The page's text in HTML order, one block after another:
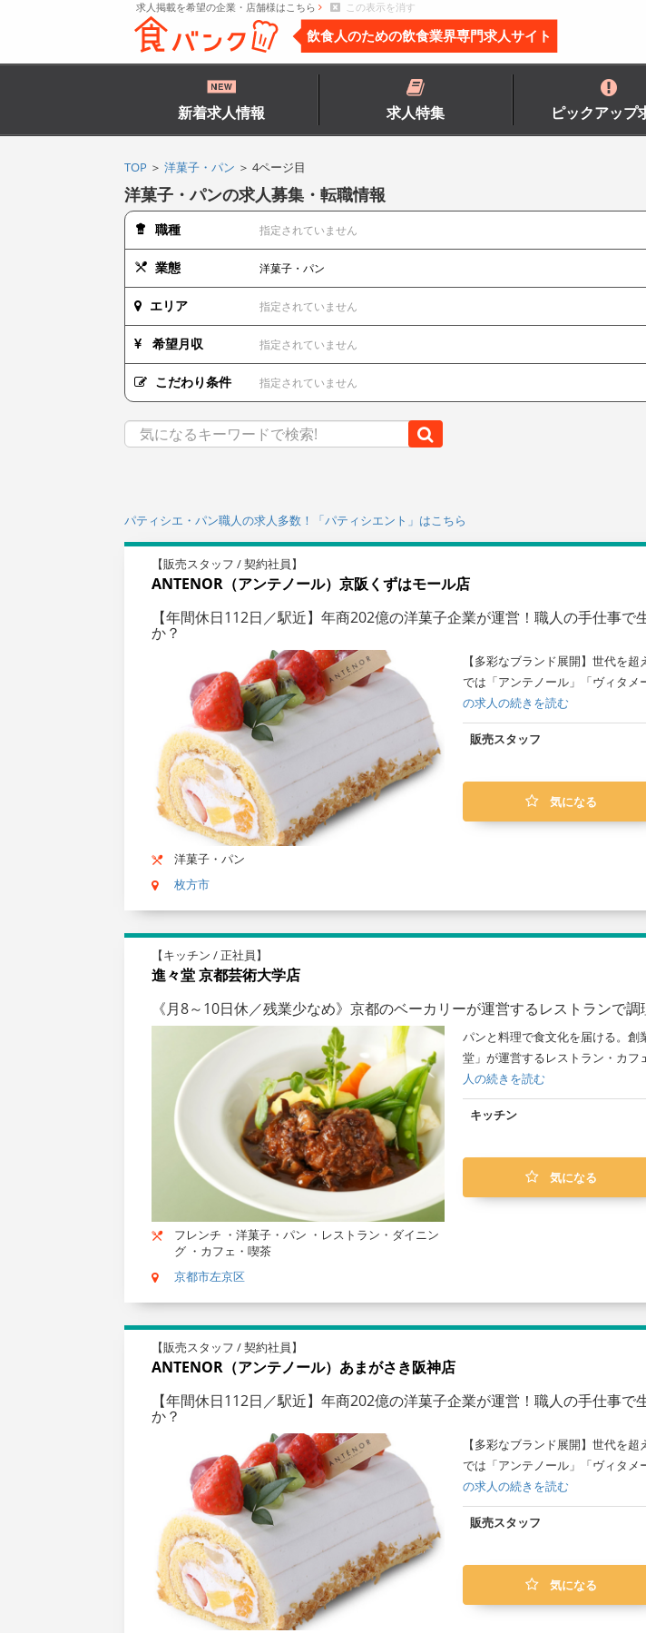
求人掲載を希望の企業・店舗様はこちら この表示を消す
飲食人のための飲食業界専門求人サイト
新着求人情報 求人特集 ピックアップ
TOP ＞ 洋菓子・パン ＞ 4ページ目
洋菓子・パンの求人募集・転職情報
職種 指定されていません
業態 洋菓子・パン
エリア 指定されていません
希望月収 指定されていません
こだわり条件 指定されていません
パティシエ・パン職人の求人多数！「パティシエント」はこちら
【販売スタッフ / 契約社員】
ANTENOR（アンテノール）京阪くずはモール店
【年間休日112日／駅近】年商202億の洋菓子企業が運営！職人の手仕事
か？
洋菓子・パン
枚方市
【多彩なブランド展開】世代を
では「アンテノール」「ヴィタ
の求人の続きを読む
販売スタッフ
気になる
【キッチン / 正社員】
進々堂 京都芸術大学店
《月8～10日休／残業少なめ》京都のベーカリーが運営するレストランで調
フレンチ ・洋菓子・パン ・レストラン・ダイニン
グ ・カフェ・喫茶
京都市左京区
パンと料理で食文化を届ける。創
堂」が運営するレストラン・カ
人の続きを読む
キッチン
気になる
【販売スタッフ / 契約社員】
ANTENOR（アンテノール）あまがさき阪神店
【年間休日112日／駅近】年商202億の洋菓子企業が運営！職人の手仕事
か？
【多彩なブランド展開】世代を
では「アンテノール」「ヴィタ
の求人の続きを読む
販売スタッフ
気になる